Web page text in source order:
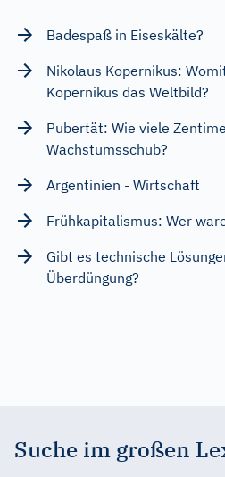
Badespaß in Eiseskälte?
Nikolaus Kopernikus:
Kopernikus das Weltbild?
Pubertät: Wie viele
Wachstumsschub?
Argentinien - Wirtschaft
Frühkapitalismus: Wer
Gibt es technische
Überdüngung?
Suche im großen